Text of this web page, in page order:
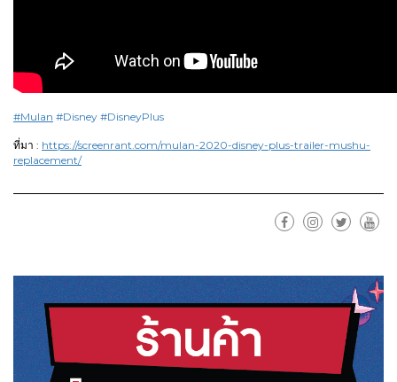
#Mulan #Disney #DisneyPlus
ที่มา ​: https://screenrant.com/mulan-2020-disney-plus-trailer-mushu-
replacement/